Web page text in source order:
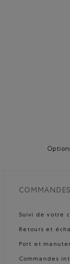
COMMANDES
Suivi de votre
Retours et
Port et
Commandes